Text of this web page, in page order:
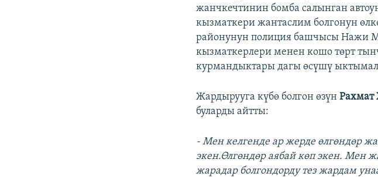
жанчкечтинин бомба салынган
кызматкери жантаслим болгонун
районунун полиция башчысы Нажи
кызматкерлери менен кошо төрт
курмандыктары дагы өсүшү
Жардырууга күбө болгон өзүнРахмат
буларды айтты:
- Мен келгенде ар жерде өлгөндөр
экен.Өлгөндөр аябай көп экен. Мен
жарадар болгондорду тез жардам